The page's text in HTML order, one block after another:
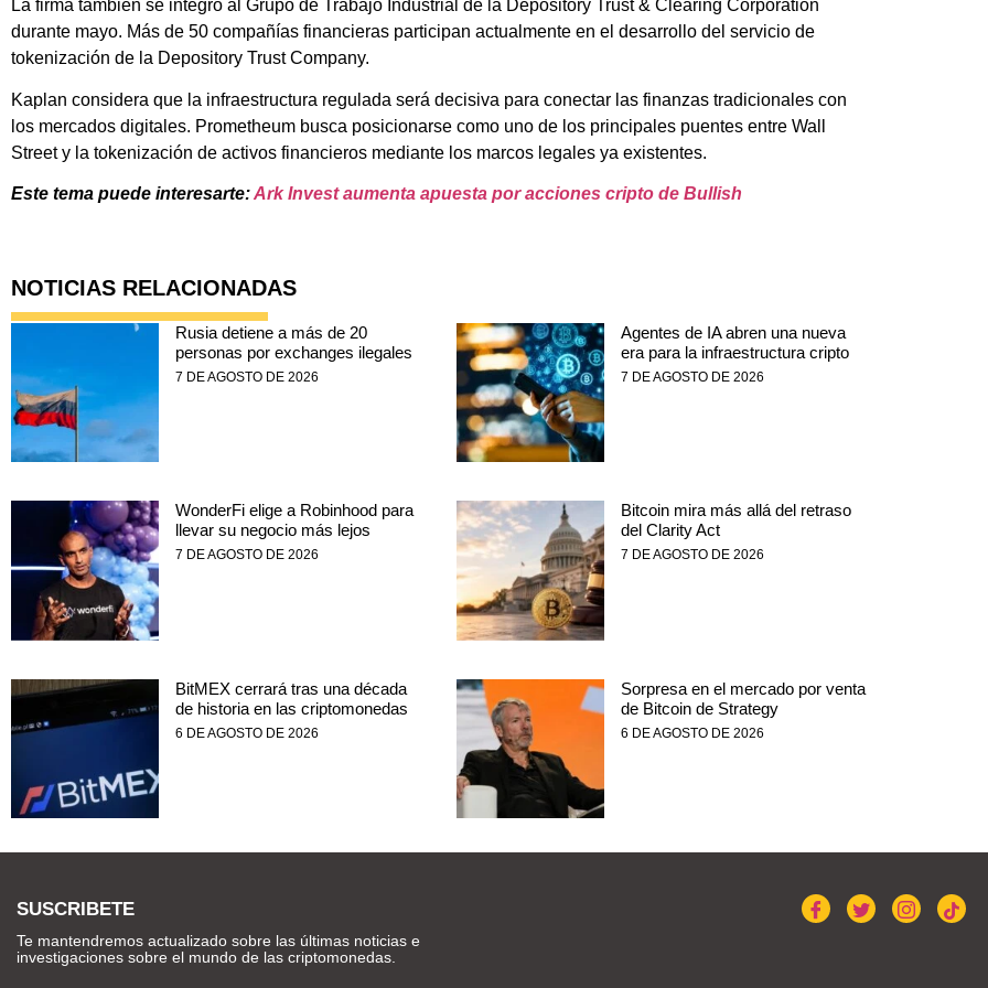
La firma también se integró al Grupo de Trabajo Industrial de la Depository Trust & Clearing Corporation
durante mayo. Más de 50 compañías financieras participan actualmente en el desarrollo del servicio de
tokenización de la Depository Trust Company.
Kaplan considera que la infraestructura regulada será decisiva para conectar las finanzas tradicionales con
los mercados digitales. Prometheum busca posicionarse como uno de los principales puentes entre Wall
Street y la tokenización de activos financieros mediante los marcos legales ya existentes.
Este tema puede interesarte:Ark Invest aumenta apuesta por acciones cripto de Bullish
NOTICIAS RELACIONADAS
Rusia detiene a más de 20
personas por exchanges ilegales
7 DE AGOSTO DE 2026
Agentes de IA abren una nueva
era para la infraestructura cripto
7 DE AGOSTO DE 2026
WonderFi elige a Robinhood para
llevar su negocio más lejos
7 DE AGOSTO DE 2026
Bitcoin mira más allá del retraso
del Clarity Act
7 DE AGOSTO DE 2026
BitMEX cerrará tras una década
de historia en las criptomonedas
6 DE AGOSTO DE 2026
Sorpresa en el mercado por venta
de Bitcoin de Strategy
6 DE AGOSTO DE 2026
SUSCRIBETE
Te mantendremos actualizado sobre las últimas noticias e
investigaciones sobre el mundo de las criptomonedas.